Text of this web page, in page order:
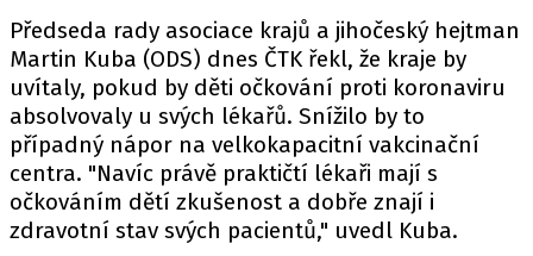
Předseda rady asociace krajů a jihočeský hejtman
Martin Kuba (ODS) dnes ČTK řekl, že kraje by
uvítaly, pokud by děti očkování proti koronaviru
absolvovaly u svých lékařů. Snížilo by to
případný nápor na velkokapacitní vakcinační
centra. "Navíc právě praktičtí lékaři mají s
očkováním dětí zkušenost a dobře znají i
zdravotní stav svých pacientů," uvedl Kuba.